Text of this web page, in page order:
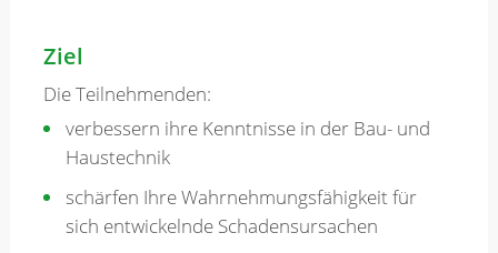
Ziel
Die Teilnehmenden:
verbessern ihre Kenntnisse in der Bau- und
Haustechnik
schärfen Ihre Wahrnehmungsfähigkeit für
sich entwickelnde Schadensursachen